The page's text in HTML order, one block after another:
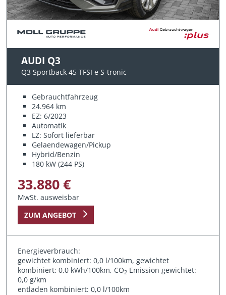
AUDI Q3
Q3 Sportback 45 TFSI e S-tronic
Gebrauchtfahrzeug
24.964 km
EZ: 6/2023
Automatik
LZ: Sofort lieferbar
Gelaendewagen/Pickup
Hybrid/Benzin
180 kW (244 PS)
33.880 €
MwSt. ausweisbar
ZUM ANGEBOT
Energieverbrauch:
gewichtet kombiniert: 0,0 l/100km, gewichtet
kombiniert: 0,0 kWh/100km, CO2 Emission gewichtet:
0,0 g/km
entladen kombiniert: 0,0 l/100km